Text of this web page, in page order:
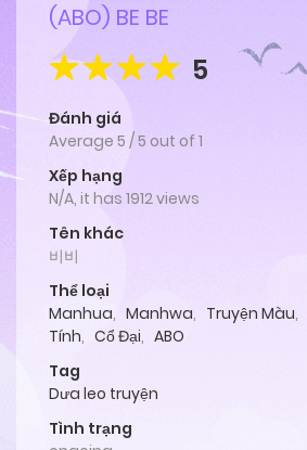
(ABO) BE BE
5
Đánh giá
Average 5 /5 out of 1
Xếp hạng
N/A, it has 1912 views
Tên khác
비비
Thể loại
Manhua, Manhwa, Truyện Màu,
Tính, Cổ Đại, ABO
Tag
Dưa leo truyện
Tình trạng